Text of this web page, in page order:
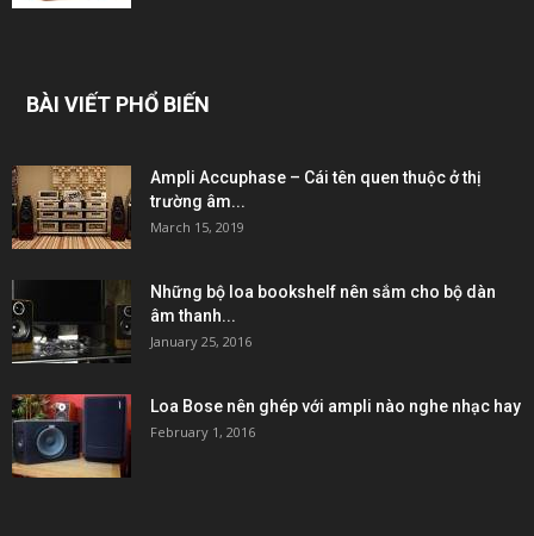
BÀI VIẾT PHỔ BIẾN
Ampli Accuphase – Cái tên quen thuộc ở thị
trường âm...
March 15, 2019
Những bộ loa bookshelf nên sắm cho bộ dàn
âm thanh...
January 25, 2016
Loa Bose nên ghép với ampli nào nghe nhạc hay
February 1, 2016